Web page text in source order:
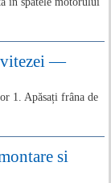
vitezei —
1. Apăsați frâna de
si